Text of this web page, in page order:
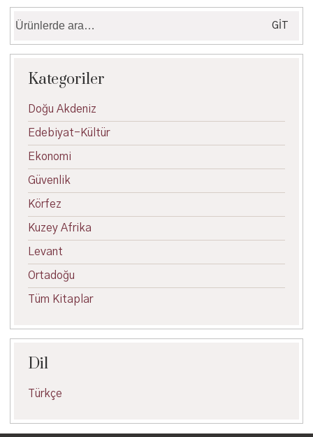
Ara:
GIT
Kategoriler
Doğu Akdeniz
Edebiyat-Kültür
Ekonomi
Güvenlik
Körfez
Kuzey Afrika
Levant
Ortadoğu
Tüm Kitaplar
Dil
Türkçe